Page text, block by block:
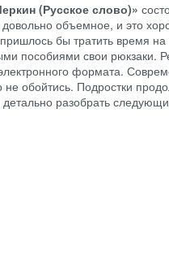
(Русское слово)»
объемное, и это
бы тратить время на
пособиями свои рюкзаки.
формата.
не обойтись. Подростки
разобрать